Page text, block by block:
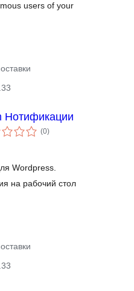
users of your
Нотификации
(0укупних
оцена
)
Wordpress.
на рабочий стол